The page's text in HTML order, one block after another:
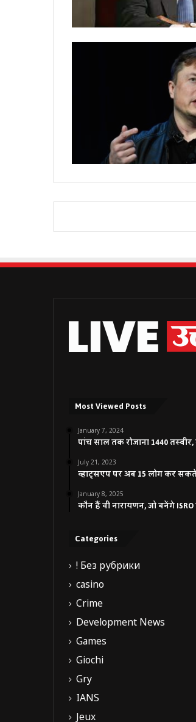
Most Viewed Posts
January 7, 2024
पांच साल तक रोजाना 1440
July 21, 2023
व्हाट्सएप पर अब 15 लोग कर
January 8, 2025
कौन हैं वी नारायणन, जो बनेंगे
Categories
! Без рубрики
casino
Crime
Development News
Games
Giochi
Gry
IANS
Jeux